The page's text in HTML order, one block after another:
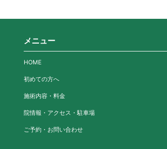
メニュー
HOME
初めての方へ
施術内容・料金
院情報・アクセス・駐車場
ご予約・お問い合わせ